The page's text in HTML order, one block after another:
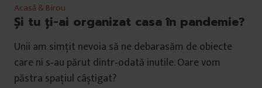
Acasă & Birou
Și tu ți-ai organizat casa în pandemie?
Unii am simțit nevoia să ne debarasăm de obiecte
care ni s‐au părut dintr‐odată inutile. Oare vom
păstra spațiul câștigat?